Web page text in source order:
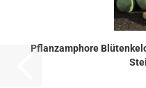
Pflanz­am­pho­re